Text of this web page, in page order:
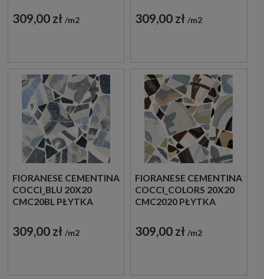
309,00 zł m2 309,00 zł m2
FIORANESE CEMENTINA
COCCI_BLU 20X20
CMC20BL PŁYTKA
309,00 zł m2
FIORANESE CEMENTINA
COCCI_COLORS 20X20
CMC2020 PŁYTKA
309,00 zł m2